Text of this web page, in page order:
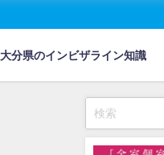
大分県のインビザライン知識